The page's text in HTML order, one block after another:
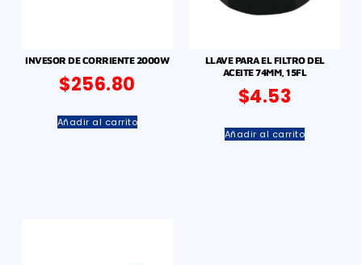
INVESOR DE CORRIENTE 2000W
$256.80
Añadir al carrito
LLAVE PARA EL FILTRO DEL
ACEITE 74MM, 15FL
$4.53
Añadir al carrito